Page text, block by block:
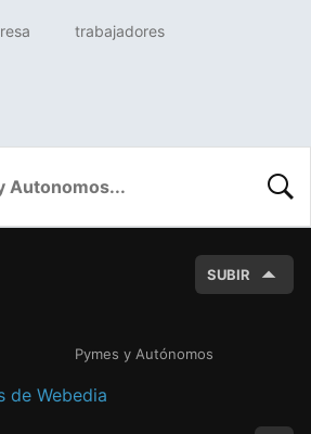
trabajadores
SUBIR
Pymes y Autónomos
de Webedia